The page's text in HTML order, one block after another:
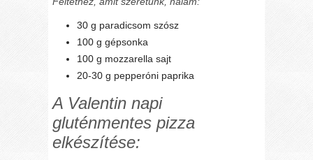
30 g paradicsom szósz
100 g gépsonka
100 g mozzarella sajt
20-30 g pepperóni paprika
A Valentin napi
gluténmentes pizza
elkészítése: